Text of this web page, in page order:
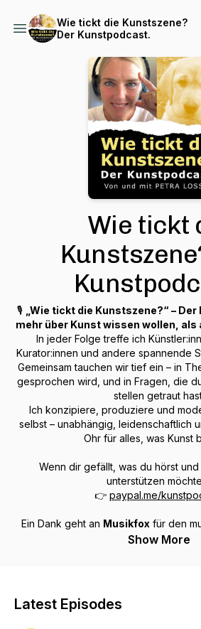
Wie tickt die Kunstszene?
Der Kunstpodcast.
Wie tickt
🎙 „Wie tickt die Kunstszene?“ –
mehr über Kunst wissen wollen, als
In jeder Folge treffe ich
Kurator:innen und andere spannende
Gemeinsam tauchen wir tief ein – in
gesprochen wird, und in Fragen, die
stellen getraut
Ich konzipiere, produziere und
selbst – unabhängig, leidenschaftlich
Ohr für alles, was Kunst
Wenn dir gefällt, was du hörst
unterstützen
👉 paypal.me/
Ein Dank geht an Musikfox für den
Show More
Latest Episodes